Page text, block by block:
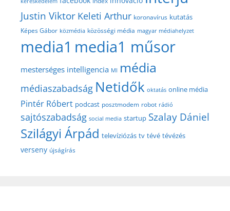
Justin Viktor Keleti Arthur koronavírus kutatás
Képes Gábor közmédia közösségi média magyar médiahelyzet
media1 media1 műsor
mesterséges intelligencia MI média
médiaszabadság Netidők oktatás online média
Pintér Róbert podcast posztmodem robot rádió
sajtószabadság social media startup Szalay Dániel
Szilágyi Árpád televíziózás tv tévé tévézés
verseny újságírás